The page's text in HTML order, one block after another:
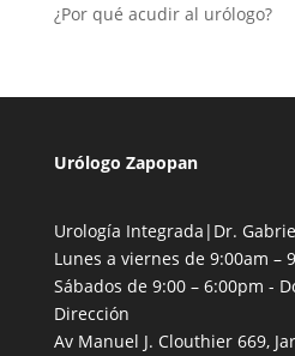
¿Por qué acudir al urólogo?
Urólogo Zapopan
Urología Integrada|Dr.
Lunes a viernes de 9:00am –
Sábados de 9:00 – 6:00pm -
Dirección
Av Manuel J. Clouthier 669,